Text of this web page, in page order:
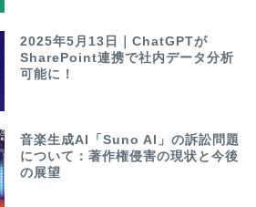
2025年5月13日｜ChatGPTが
SharePoint連携で社内データ分析
可能に！
音楽生成AI「Suno AI」の訴訟問題
について：著作権侵害の現状と今後
の展望